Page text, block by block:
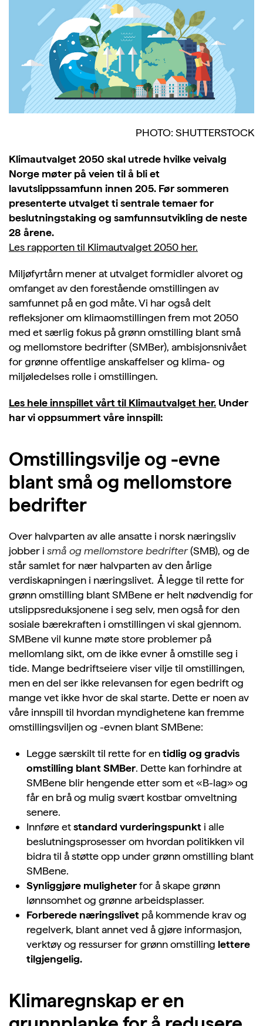
PHOTO: SHUTTERSTOCK
Klimautvalget 2050 skal utrede hvilke veivalg
Norge møter på veien til å bli et
lavutslippssamfunn innen 205. Før sommeren
presenterte utvalget ti sentrale temaer for
beslutningstaking og samfunnsutvikling de neste
28 årene.
Les rapporten til Klimautvalget 2050 her.
Miljøfyrtårn mener at utvalget formidler alvoret og
omfanget av den forestående omstillingen av
samfunnet på en god måte. Vi har også delt
refleksjoner om klimaomstillingen frem mot 2050
med et særlig fokus på grønn omstilling blant små
og mellomstore bedrifter (SMBer), ambisjonsnivået
for grønne offentlige anskaffelser og klima- og
miljøledelses rolle i omstillingen.
Les hele innspillet vårt til Klimautvalget her. Under
har vi oppsummert våre innspill:
Omstillingsvilje og -evne
blant små og mellomstore
bedrifter
Over halvparten av alle ansatte i norsk næringsliv
jobber i små og mellomstore bedrifter(SMB), og de
står samlet for nær halvparten av den årlige
verdiskapningen i næringslivet. Å legge til rette for
grønn omstilling blantSMBeneer helt nødvendig for
utslippsreduksjonene i seg selv, men også for den
sosiale bærekraften i omstillingen vi skal gjennom.
SMBene vil kunne møte store problemer på
mellomlang sikt, om de ikke evner å omstille seg i
tide. Mange bedriftseiere viser vilje til omstillingen,
men en del ser ikke relevansen for egen bedrift og
mange vet ikke hvor de skal starte. Dette er noen av
våre innspill til hvordan myndighetene kan fremme
omstillingsviljen og -evnen blant SMBene:
Legge særskilt til rette for entidlig og gradvis
omstilling blantSMBer. Dette kan forhindre at
SMBene blir hengende etter som et «B-lag» og
får en brå og mulig svært kostbar omveltning
senere.
Innføre etstandard vurderingspunkt i alle
beslutningsprosesser om hvordan politikken vil
bidra til å støtte opp under grønn omstilling blant
SMBene.
Synliggjøre muligheterfor å skape grønn
lønnsomhet og grønne arbeidsplasser.
Forberede næringslivet på kommende krav og
regelverk, blant annet ved å gjøre informasjon,
verktøy og ressurser for grønn omstilling lettere
tilgjengelig.
Klimaregnskap er en